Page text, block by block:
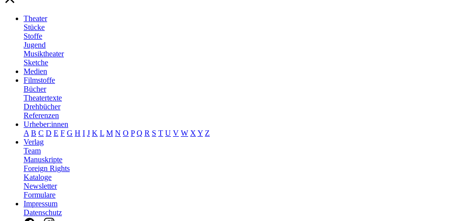
Theater
Stücke
Stoffe
Jugend
Musiktheater
Sketche
Medien
Filmstoffe
Bücher
Theatertexte
Drehbücher
Referenzen
Urheber:innen
A B C D E F G H I J K L M N O P Q R S T U V W X Y Z
Verlag
Team
Manuskripte
Foreign Rights
Kataloge
Newsletter
Formulare
Impressum
Datenschutz